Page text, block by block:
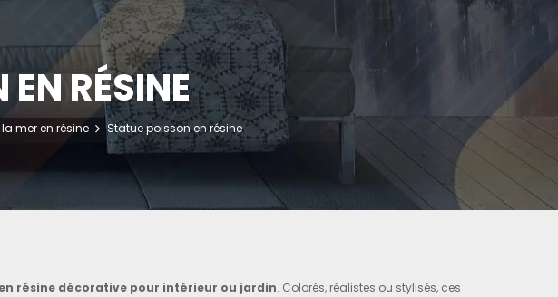
RÉSINE
mer en résine Statue poisson en résine
résine décorative pour intérieur ou jardin. Colorés, réalistes ou stylisés, ces